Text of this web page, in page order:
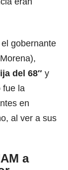
gobernante
del 68″ y
fue la
en
al ver a sus
a